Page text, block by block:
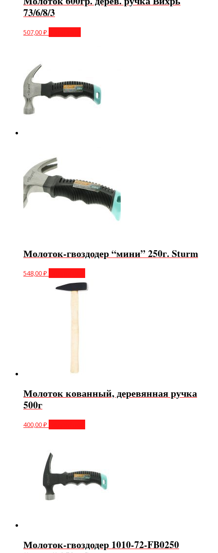
73/6/8/3
507,00₽
Молоток-гвоздодер “мини” 250г. Sturm
548,00₽
Молоток кованный, деревянная ручка
500г
400,00₽
Молоток-гвоздодер 1010-72-FB0250